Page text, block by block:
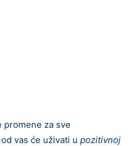
promene za sve
vas će uživati u pozitivnoj